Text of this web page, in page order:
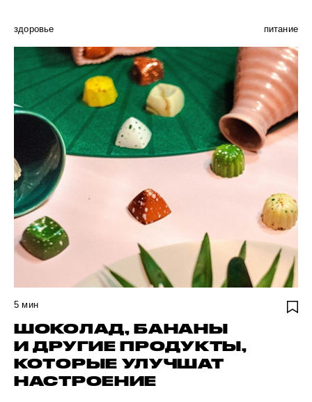
здоровье питание
5 мин
ШОКОЛАД, БАНАНЫ
И ДРУГИЕ ПРОДУКТЫ,
КОТОРЫЕ УЛУЧШАТ
НАСТРОЕНИЕ